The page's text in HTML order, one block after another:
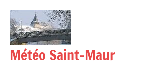
contenu
Météo Saint-Maur